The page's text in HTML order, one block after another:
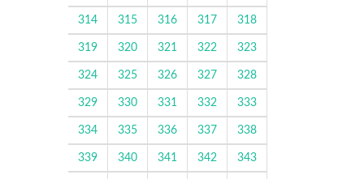
314 315 316 317 318
319 320 321 322 323
324 325 326 327 328
329 330 331 332 333
334 335 336 337 338
339 340 341 342 343